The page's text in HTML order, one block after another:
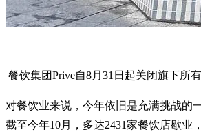
餐饮集团Prive自8月31日起关闭旗下所
对餐饮业来说，今年依旧是充满挑战的
截至今年10月，多达2431家餐饮店歇业